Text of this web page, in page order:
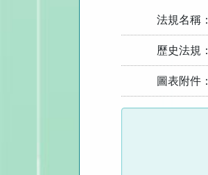
法規名稱：
歷史法規：
圖表附件：